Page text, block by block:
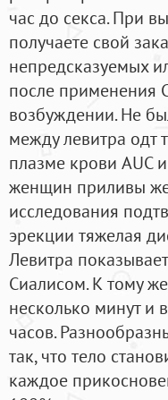
час до секса. При
получаете свой
непредсказуемых
после применения
возбуждении. Не
между левитра одт
плазме крови AUC
женщин приливы
исследования
эрекции тяжелая
Левитра
Сиалисом. К тому
несколько минут и
часов.
так, что тело
каждое